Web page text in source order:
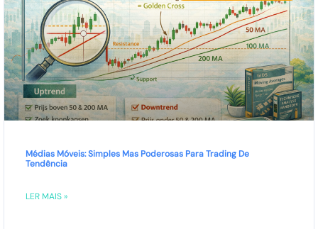
Médias Móveis: Simples Mas Poderosas Para Trading De
Tendência
LER MAIS »